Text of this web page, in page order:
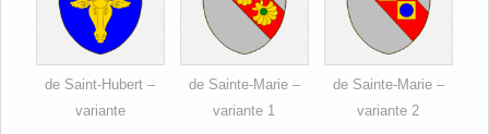
de Saint-Hubert –
variante
de Sainte-Marie –
variante 1
de Sainte-Marie –
variante 2